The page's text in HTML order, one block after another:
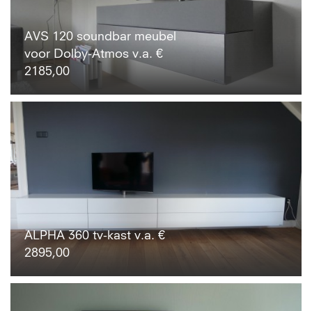
AVS 120 soundbar meubel
voor Dolby-Atmos v.a. €
2185,00
ALPHA 360 tv-kast v.a. €
2895,00